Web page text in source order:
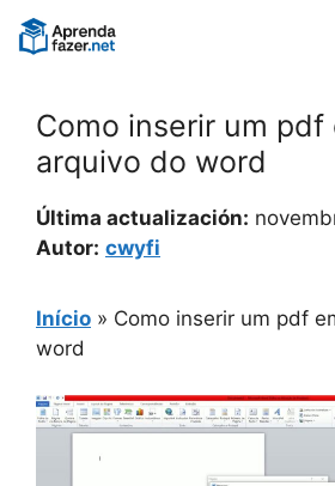
Pular
para
Como inserir um pdf
arquivo do word
Última actualización:
Autor: cwyfi
Início » Como inserir um pdf
word